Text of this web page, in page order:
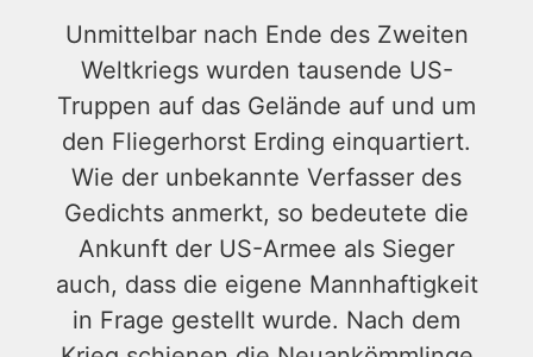
Unmittelbar nach Ende des Zweiten
Weltkriegs wurden tausende US-
Truppen auf das Gelände auf und um
den Fliegerhorst Erding einquartiert.
Wie der unbekannte Verfasser des
Gedichts anmerkt, so bedeutete die
Ankunft der US-Armee als Sieger
auch, dass die eigene Mannhaftigkeit
in Frage gestellt wurde. Nach dem